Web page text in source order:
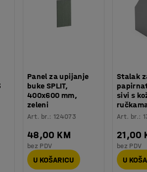
pregradama i akustičnim
istog raspona za jedinstven stil u
čelika. Dijelovi se lako odvajaju i
Panel za upijanje
buke SPLIT,
400x600 mm,
zeleni
Art. br.: 124073
48,00 KM
bez PDV
U KOŠARICU
Stalak
sivi s
Art. br.:
21,00
bez PDV
U